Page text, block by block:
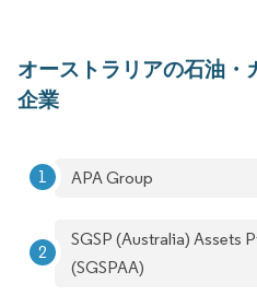
オーストラリアの石油・
企業
APA Group
SGSP (Australia) Assets
(SGSPAA)